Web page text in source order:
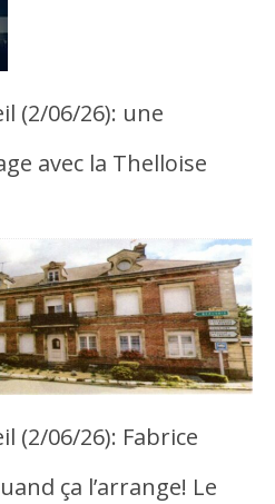
(2/06/26): une
avec la Thelloise
(2/06/26): Fabrice
ça l’arrange! Le